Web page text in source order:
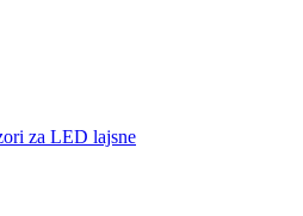
za LED lajsne